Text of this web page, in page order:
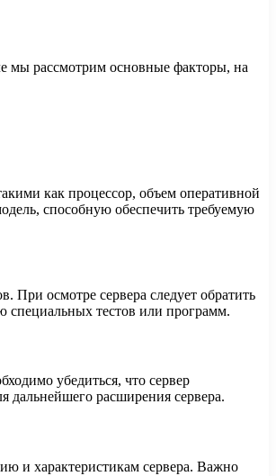
мы рассмотрим основные факторы, на
как процессор, объем оперативной
способную обеспечить требуемую
осмотре сервера следует обратить
специальных тестов или программ.
убедиться, что сервер
дальнейшего расширения сервера.
и характеристикам сервера. Важно